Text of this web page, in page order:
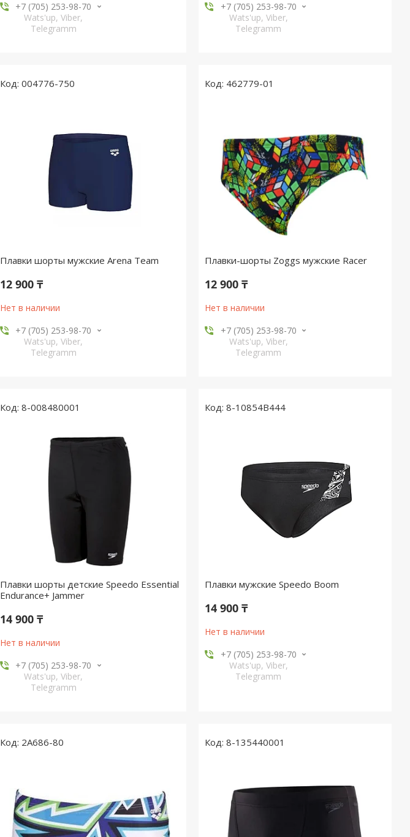
+7 (705) 253-98-70
Wats'up, Viber,
Telegramm
+7 (705) 253-98-70
Wats'up, Viber,
Telegramm
004776-750
Плавки шорты мужские Arena Team
12 900 ₸
Нет в наличии
+7 (705) 253-98-70
Wats'up, Viber,
Telegramm
462779-01
Плавки-шорты Zoggs мужские Racer
12 900 ₸
Нет в наличии
+7 (705) 253-98-70
Wats'up, Viber,
Telegramm
8-008480001
Плавки шорты детские Speedo Essential
Endurance+ Jammer
14 900 ₸
Нет в наличии
+7 (705) 253-98-70
Wats'up, Viber,
Telegramm
8-10854B444
Плавки мужские Speedo Boom
14 900 ₸
Нет в наличии
+7 (705) 253-98-70
Wats'up, Viber,
Telegramm
2A686-80 8-135440001